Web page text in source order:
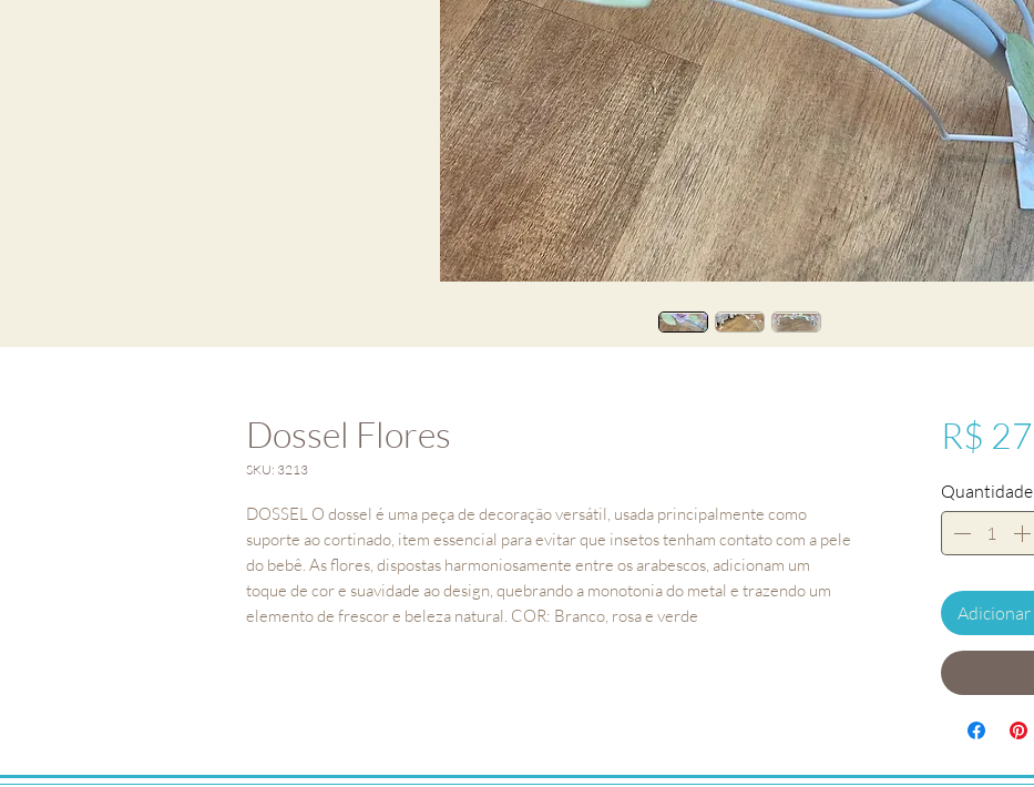
Dossel Flores
SKU: 3213
DOSSEL O dossel é uma peça de decoração versátil, usada principalmente como
suporte ao cortinado, item essencial para evitar que insetos tenham contato com a pele
do bebê. As flores, dispostas harmoniosamente entre os arabescos, adicionam um
toque de cor e suavidade ao design, quebrando a monotonia do metal e trazendo um
elemento de frescor e beleza natural. COR: Branco, rosa e verde
R$
Quantidade